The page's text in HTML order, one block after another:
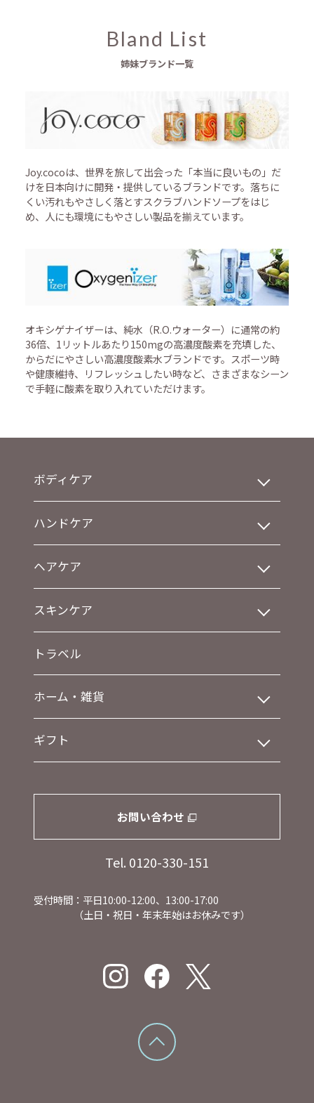
Bland List
姉妹ブランド一覧
Joy.cocoは、世界を旅して出会った「本当に良いもの」だ
けを日本向けに開発・提供しているブランドです。落ちに
くい汚れもやさしく落とすスクラブハンドソープをはじ
め、人にも環境にもやさしい製品を揃えています。
オキシゲナイザーは、純水（R.O.ウォーター）に通常の約
36倍、1リットルあたり150mgの高濃度酸素を充填した、
からだにやさしい高濃度酸素水ブランドです。スポーツ時
や健康維持、リフレッシュしたい時など、さまざまなシーン
で手軽に酸素を取り入れていただけます。
ボディケア
ハンドケア
ヘアケア
スキンケア
トラベル
ホーム・雑貨
ギフト
お問い合わせ
Tel. 0120-330-151
受付時間：平日10:00-12:00、13:00-17:00
（土日・祝日・年末年始はお休みです）